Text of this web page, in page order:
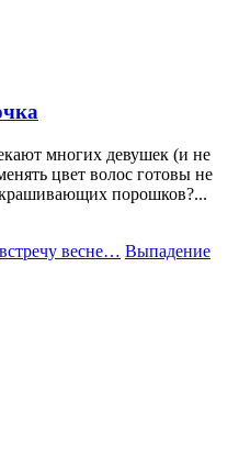
многих девушек (и не
цвет волос готовы не
порошков?...
весне… Выпадение